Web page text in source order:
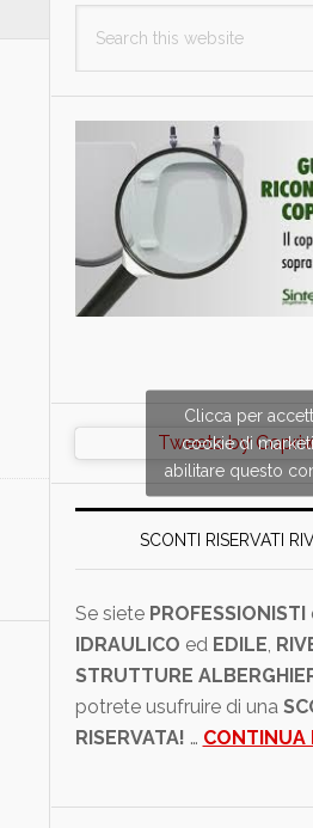
this
Tweets by
Clicca per
cookie di
abilitare questo
SCONTI RISERVATI
Se siete PROFESSIONISTI
IDRAULICO ed EDILE,
STRUTTURE
potrete usufruire di una
RISERVATA! … CONTINUA